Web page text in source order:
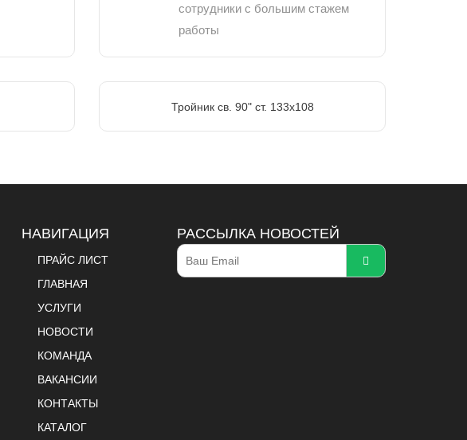
сотрудники с большим стажем
работы
Тройник св. 90" ст. 133х108
НАВИГАЦИЯ
ПРАЙС ЛИСТ
ГЛАВНАЯ
УСЛУГИ
НОВОСТИ
КОМАНДА
ВАКАНСИИ
КОНТАКТЫ
КАТАЛОГ
РАССЫЛКА НОВОСТЕЙ